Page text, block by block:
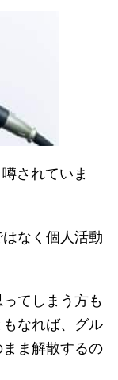
されていま
なく個人活動
てしまう方も
なれば、グル
ま解散するの